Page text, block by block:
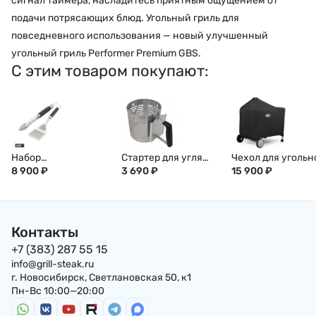
подачи потрясающих блюд. Угольный гриль для
повседневного использования — новый улучшенный
угольный гриль Performer Premium GBS.
С этим товаром покупают:
Набор
инструментов для
8 900₽
Стартер для угля
Char-Broil быстрый
3 690₽
Чехол для
гриля Performer
15 900₽
Контакты
+7 (383) 287 55 15
info@grill-steak.ru
г. Новосибирск, Светлановская 50, к1
Пн-Вс 10:00—20:00